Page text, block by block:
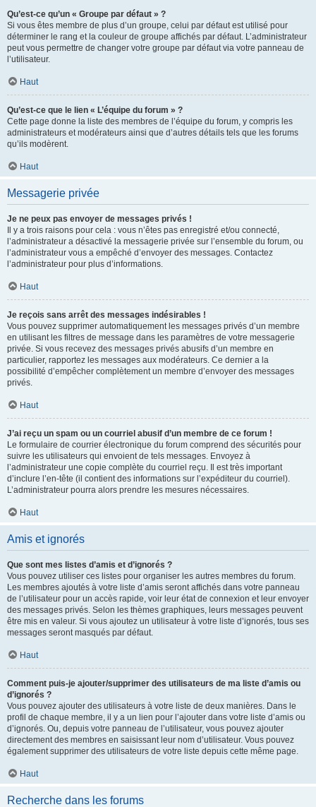
Qu’est-ce qu’un « Groupe par défaut » ?
Si vous êtes membre de plus d’un groupe, celui par défaut est utilisé pour
déterminer le rang et la couleur de groupe affichés par défaut. L’administrateur
peut vous permettre de changer votre groupe par défaut via votre panneau de
l’utilisateur.
Haut
Qu’est-ce que le lien « L’équipe du forum » ?
Cette page donne la liste des membres de l’équipe du forum, y compris les
administrateurs et modérateurs ainsi que d’autres détails tels que les forums
qu’ils modèrent.
Haut
Messagerie privée
Je ne peux pas envoyer de messages privés !
Il y a trois raisons pour cela : vous n’êtes pas enregistré et/ou connecté,
l’administrateur a désactivé la messagerie privée sur l’ensemble du forum, ou
l’administrateur vous a empêché d’envoyer des messages. Contactez
l’administrateur pour plus d’informations.
Haut
Je reçois sans arrêt des messages indésirables !
Vous pouvez supprimer automatiquement les messages privés d’un membre
en utilisant les filtres de message dans les paramètres de votre messagerie
privée. Si vous recevez des messages privés abusifs d’un membre en
particulier, rapportez les messages aux modérateurs. Ce dernier a la
possibilité d’empêcher complètement un membre d’envoyer des messages
privés.
Haut
J’ai reçu un spam ou un courriel abusif d’un membre de ce forum !
Le formulaire de courrier électronique du forum comprend des sécurités pour
suivre les utilisateurs qui envoient de tels messages. Envoyez à
l’administrateur une copie complète du courriel reçu. Il est très important
d’inclure l’en-tête (il contient des informations sur l’expéditeur du courriel).
L’administrateur pourra alors prendre les mesures nécessaires.
Haut
Amis et ignorés
Que sont mes listes d’amis et d’ignorés ?
Vous pouvez utiliser ces listes pour organiser les autres membres du forum.
Les membres ajoutés à votre liste d’amis seront affichés dans votre panneau
de l’utilisateur pour un accès rapide, voir leur état de connexion et leur envoyer
des messages privés. Selon les thèmes graphiques, leurs messages peuvent
être mis en valeur. Si vous ajoutez un utilisateur à votre liste d’ignorés, tous ses
messages seront masqués par défaut.
Haut
Comment puis-je ajouter/supprimer des utilisateurs de ma liste d’amis ou
d’ignorés ?
Vous pouvez ajouter des utilisateurs à votre liste de deux manières. Dans le
profil de chaque membre, il y a un lien pour l’ajouter dans votre liste d’amis ou
d’ignorés. Ou, depuis votre panneau de l’utilisateur, vous pouvez ajouter
directement des membres en saisissant leur nom d’utilisateur. Vous pouvez
également supprimer des utilisateurs de votre liste depuis cette même page.
Haut
Recherche dans les forums